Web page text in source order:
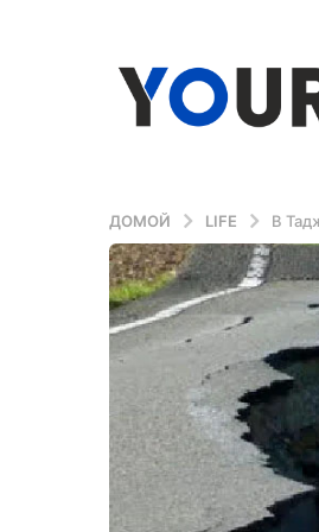
ДОМОЙ LIFE В